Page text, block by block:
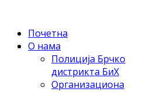
Почетна
О нама
Полиција Брчко
дистрикта БиХ
Организациона